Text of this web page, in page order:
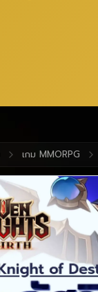
เกม MMORPG